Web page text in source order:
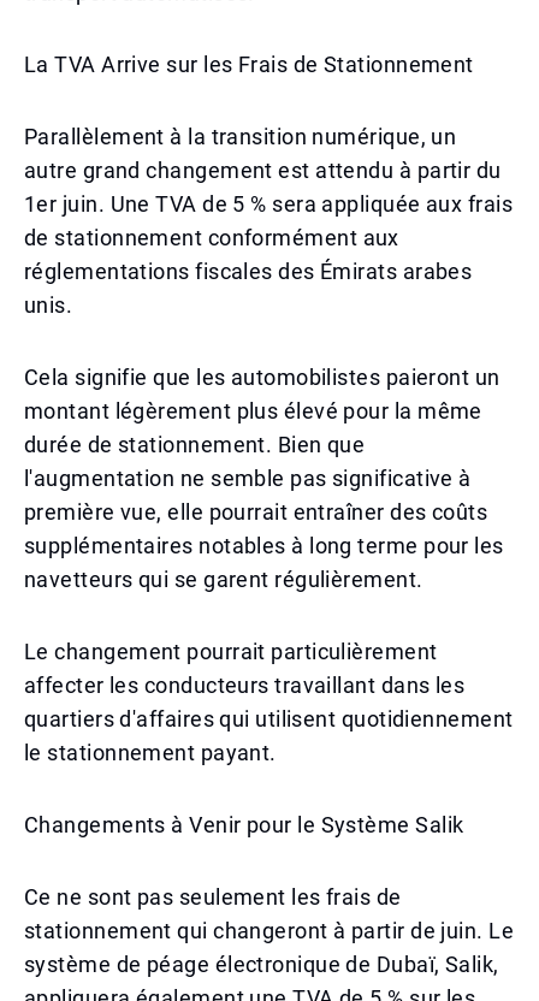
La TVA Arrive sur les Frais de Stationnement
Parallèlement à la transition numérique, un
autre grand changement est attendu à partir du
1er juin. Une TVA de 5 % sera appliquée aux frais
de stationnement conformément aux
réglementations fiscales des Émirats arabes
unis.
Cela signifie que les automobilistes paieront un
montant légèrement plus élevé pour la même
durée de stationnement. Bien que
l'augmentation ne semble pas significative à
première vue, elle pourrait entraîner des coûts
supplémentaires notables à long terme pour les
navetteurs qui se garent régulièrement.
Le changement pourrait particulièrement
affecter les conducteurs travaillant dans les
quartiers d'affaires qui utilisent quotidiennement
le stationnement payant.
Changements à Venir pour le Système Salik
Ce ne sont pas seulement les frais de
stationnement qui changeront à partir de juin. Le
système de péage électronique de Dubaï, Salik,